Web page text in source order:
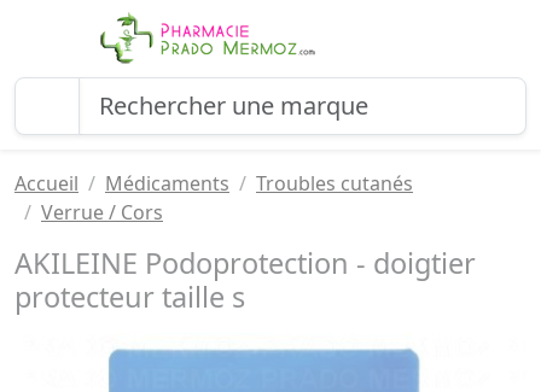
Accueil Médicaments
Troubles cutanés
Verrue / Cors
AKILEINE Podoprotection - doigtier
protecteur taille s